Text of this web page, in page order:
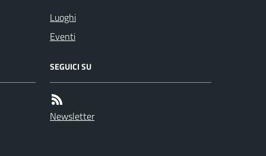
Luoghi
Eventi
SEGUICI SU
Newsletter